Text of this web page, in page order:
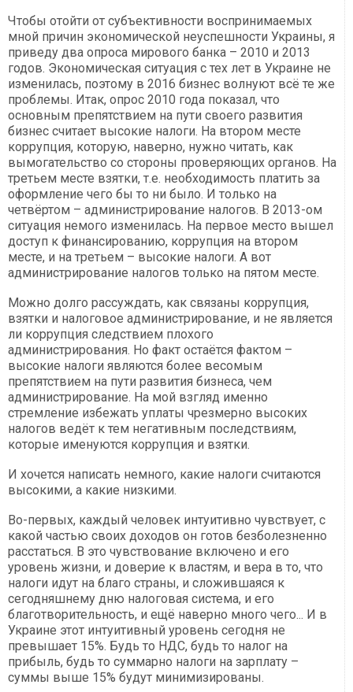
Чтобы отойти от субъективности воспринимаемых
мной причин экономической неуспешности Украины, я
приведу два опроса мирового банка – 2010 и 2013
годов. Экономическая ситуация с тех лет в Украине не
изменилась, поэтому в 2016 бизнес волнуют всё те же
проблемы. Итак, опрос 2010 года показал, что
основным препятствием на пути своего развития
бизнес считает высокие налоги. На втором месте
коррупция, которую, наверно, нужно читать, как
вымогательство со стороны проверяющих органов. На
третьем месте взятки, т.е. необходимость платить за
оформление чего бы то ни было. И только на
четвёртом – администрирование налогов. В 2013-ом
ситуация немого изменилась. На первое место вышел
доступ к финансированию, коррупция на втором
месте, и на третьем – высокие налоги. А вот
администрирование налогов только на пятом месте.
Можно долго рассуждать, как связаны коррупция,
взятки и налоговое администрирование, и не является
ли коррупция следствием плохого
администрирования. Но факт остаётся фактом –
высокие налоги являются более весомым
препятствием на пути развития бизнеса, чем
администрирование. На мой взгляд именно
стремление избежать уплаты чрезмерно высоких
налогов ведёт к тем негативным последствиям,
которые именуются коррупция и взятки.
И хочется написать немного, какие налоги считаются
высокими, а какие низкими.
Во-первых, каждый человек интуитивно чувствует, с
какой частью своих доходов он готов безболезненно
расстаться. В это чувствование включено и его
уровень жизни, и доверие к властям, и вера в то, что
налоги идут на благо страны, и сложившаяся к
сегодняшнему дню налоговая система, и его
благотворительность, и ещё наверно много чего... И в
Украине этот интуитивный уровень сегодня не
превышает 15%. Будь то НДС, будь то налог на
прибыль, будь то суммарно налоги на зарплату –
суммы выше 15% будут минимизированы.